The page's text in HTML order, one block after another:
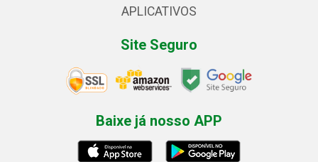
APLICATIVOS
Site Seguro
Baixe já nosso APP